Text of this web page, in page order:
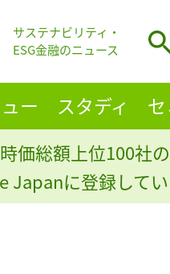
サステナビリティ・
ESG金融のニュース
ー スタディ
時価総額上位100社
Japanに登録して